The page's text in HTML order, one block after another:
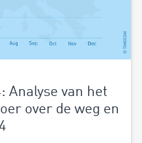
Analyse van het
over de weg en